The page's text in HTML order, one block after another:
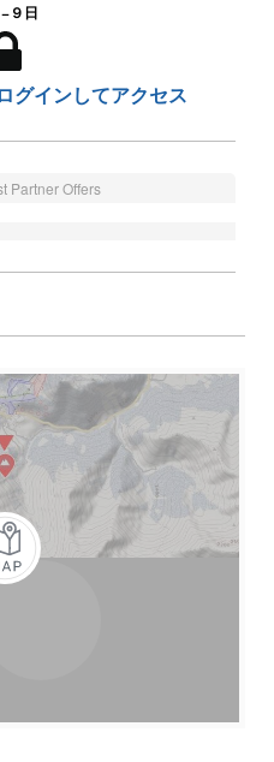
９日
グインしてアクセス
Partner Offers